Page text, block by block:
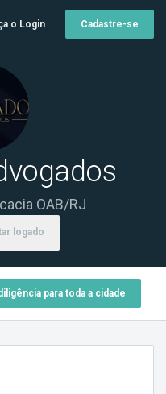
o Login Cadastre-se
OAB/RJ
logado
para toda a cidade